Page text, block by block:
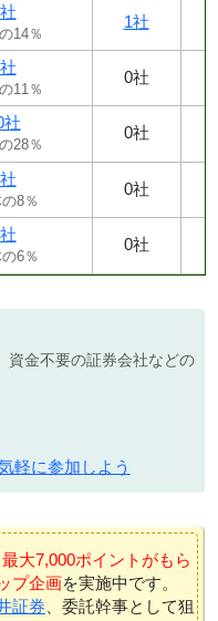
14％
1社
11％
0社
社
28％
0社
8％
0社
6％
0社
資金不要の証券会社などの
軽に参加しよう
大7,000ポイントがもら
プ企画を実施中です。
証券 、委託幹事として狙